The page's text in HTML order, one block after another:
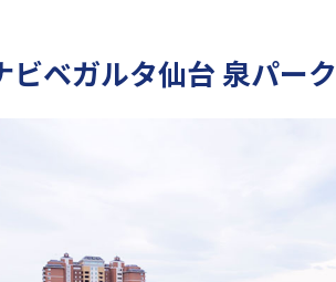
ビベガルタ仙台 泉パー